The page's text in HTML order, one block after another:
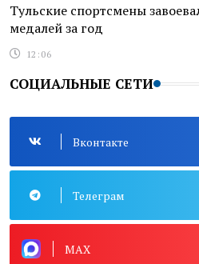
Тульские спортсмены
медалей за год
12:06
СОЦИАЛЬНЫЕ СЕТИ
Вконтакте
Телеграм
MAX